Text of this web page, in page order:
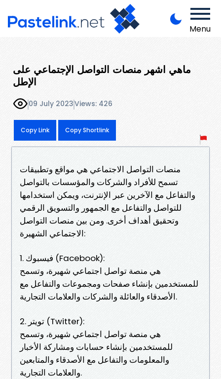
Menu
ماهي اشهر منصات التواصل الإجتماعي على
الإطل
09 July 2023Views: 426
Copy Link Copy Shortlink
منصات التواصل الاجتماعي هي مواقع وتطبيقات
تسمح للأفراد والشركات والمؤسسات بالتواصل
والتفاعل مع الآخرين عبر الإنترنت، ويمكن استخدامها
للتواصل والتفاعل مع الجمهور والتسويق الرقمي
وتحقيق أهداف أخرى. ومن بين منصات التواصل
الاجتماعي الشهيرة:
1. فيسبوك (Facebook):
هي منصة تواصل اجتماعي شهيرة، وتسمح
للمستخدمين بإنشاء صفحات ومجموعات والتفاعل مع
الأصدقاء والعائلة والشركات والعلامات التجارية.
2. تويتر (Twitter):
هي منصة تواصل اجتماعي شهيرة، وتسمح
للمستخدمين بإنشاء حسابات ومشاركة الأخبار
والمعلومات والتفاعل مع الأصدقاء والمتابعين
والعلامات التجارية.